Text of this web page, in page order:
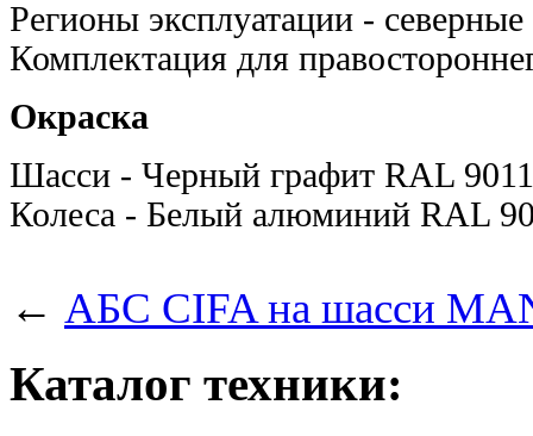
Регионы эксплуатации -
Комплектация для
Окраска
Шасси - Черный графит RAL 9011
Колеса - Белый алюминий RAL
← АБС CIFA на шасси
Каталог техники: